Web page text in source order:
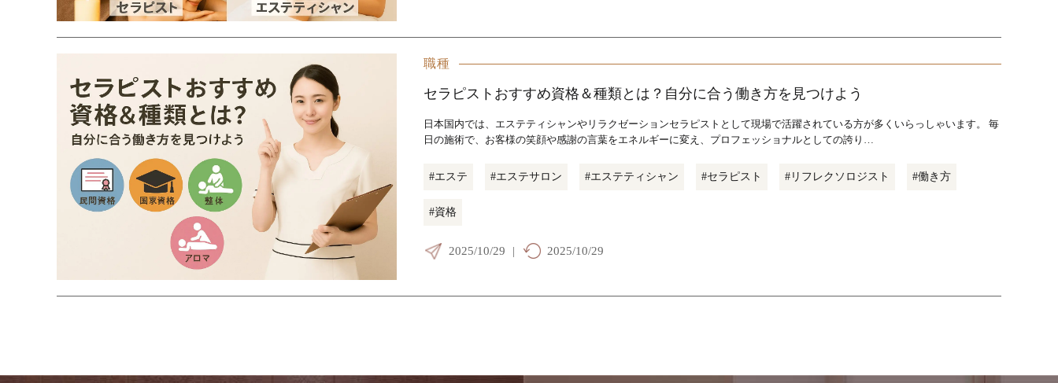
職種
セラピストおすすめ資格＆種類とは？自分に合う働き方を見つけよう
日本国内では、エステティシャンやリラクゼーションセラピストとして現場で活躍されている方が多くいらっしゃいます。 毎
日の施術で、お客様の笑顔や感謝の言葉をエネルギーに変え、プロフェッショナルとしての誇り…
#エステ #エステサロン #エステティシャン #セラピスト #リフレクソロジスト #働き方
#資格
2025/10/29 | 2025/10/29